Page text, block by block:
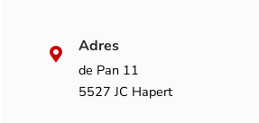
Adres
de Pan 11
5527 JC Hapert